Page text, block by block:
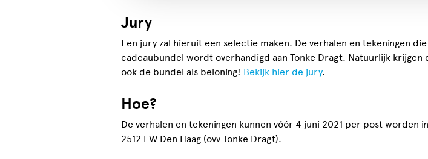
Jury
Een jury zal hieruit een selectie maken. De verhalen en tekeningen
cadeaubundel wordt overhandigd aan Tonke Dragt. Natuurlijk
ook de bundel als beloning! Bekijk hier de jury.
Hoe?
De verhalen en tekeningen kunnen vóór 4 juni 2021 per post worden
2512 EW Den Haag (ovv Tonke Dragt).